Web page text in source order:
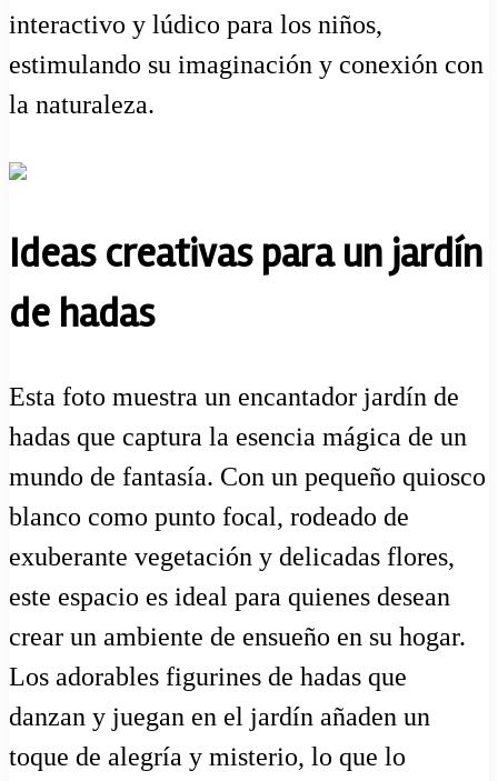
interactivo y lúdico para los niños,
estimulando su imaginación y conexión con
la naturaleza.
Ideas creativas para un jardín
de hadas
Esta foto muestra un encantador jardín de
hadas que captura la esencia mágica de un
mundo de fantasía. Con un pequeño quiosco
blanco como punto focal, rodeado de
exuberante vegetación y delicadas flores,
este espacio es ideal para quienes desean
crear un ambiente de ensueño en su hogar.
Los adorables figurines de hadas que
danzan y juegan en el jardín añaden un
toque de alegría y misterio, lo que lo